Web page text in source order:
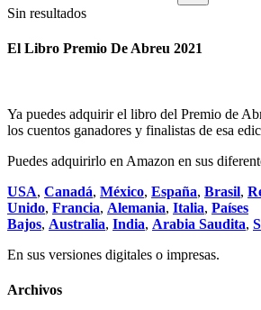
Sin resultados
El Libro Premio De Abreu 2021
Ya puedes adquirir el libro del Premio de
los cuentos ganadores y finalistas de esa
Puedes adquirirlo en Amazon en sus
USA, Canadá, México, España, Brasil,
Unido, Francia, Alemania, Italia, Países
Bajos, Australia, India, Arabia Saudita,
En sus versiones digitales o impresas.
Archivos